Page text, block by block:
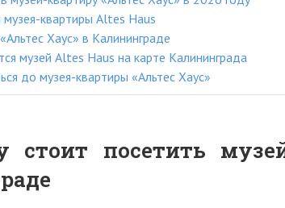
квартиры Altes Haus
Хаус» в Калининграде
музей Altes Haus на карте Калининграда
до музея-квартиры «Альтес Хаус»
стоит посетить